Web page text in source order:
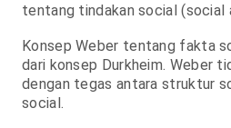
tentang tindakan social (social
Konsep Weber tentang fakta
dari konsep Durkheim. Weber
dengan tegas antara struktur
social.